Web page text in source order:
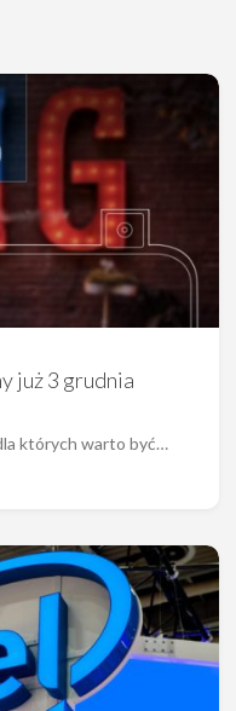
już 3 grudnia
których warto być…